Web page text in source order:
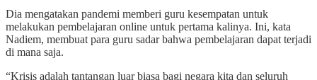
Dia mengatakan pandemi memberi guru kesempatan untuk
melakukan pembelajaran online untuk pertama kalinya. Ini, kata
Nadiem, membuat para guru sadar bahwa pembelajaran dapat terjadi
di mana saja.
“Krisis adalah tantangan luar biasa bagi negara kita dan seluruh